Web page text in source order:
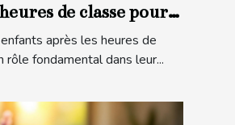
de classe pour
des enfants
après les heures de
rôle fondamental dans leur...